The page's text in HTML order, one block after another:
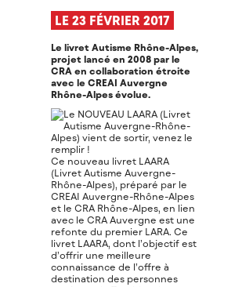
LE 23 FÉVRIER 2017
Le livret Autisme Rhône-Alpes,
projet lancé en 2008 par le
CRA en collaboration étroite
avec le CREAI Auvergne
Rhône-Alpes évolue.
Ce nouveau livret LAARA
(Livret Autisme Auvergne-
Rhône-Alpes), préparé par le
CREAI Auvergne-Rhône-Alpes
et le CRA Rhône-Alpes, en lien
avec le CRA Auvergne est une
refonte du premier LARA. Ce
livret LAARA, dont l’objectif est
d’offrir une meilleure
connaissance de l’offre à
destination des personnes